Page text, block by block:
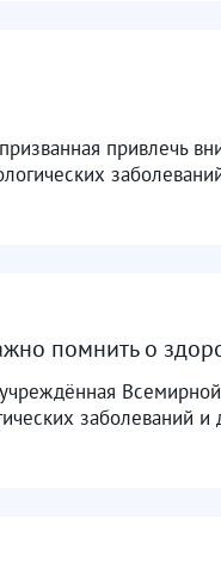
привлечь
помнить о
заболеваний